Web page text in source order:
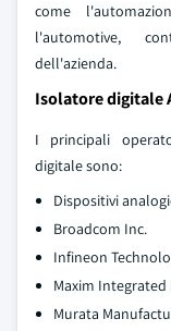
come
l'automotive,
dell'azienda.
Isolatore digitale
I principali
digitale sono:
Dispositivi
Broadcom Inc.
Infineon
Maxim
Murata